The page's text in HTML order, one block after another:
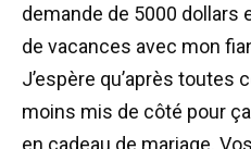
demande de 5000 dollars
de vacances avec mon
J’espère qu’après toutes
moins mis de côté pour
en cadeau de mariage.